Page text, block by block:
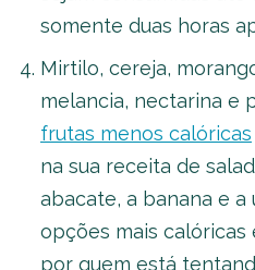
somente duas horas
Mirtilo, cereja,
melancia, nectarina e
frutas menos calóricas
na sua receita de
abacate, a banana e a
opções mais calóricas
por quem está